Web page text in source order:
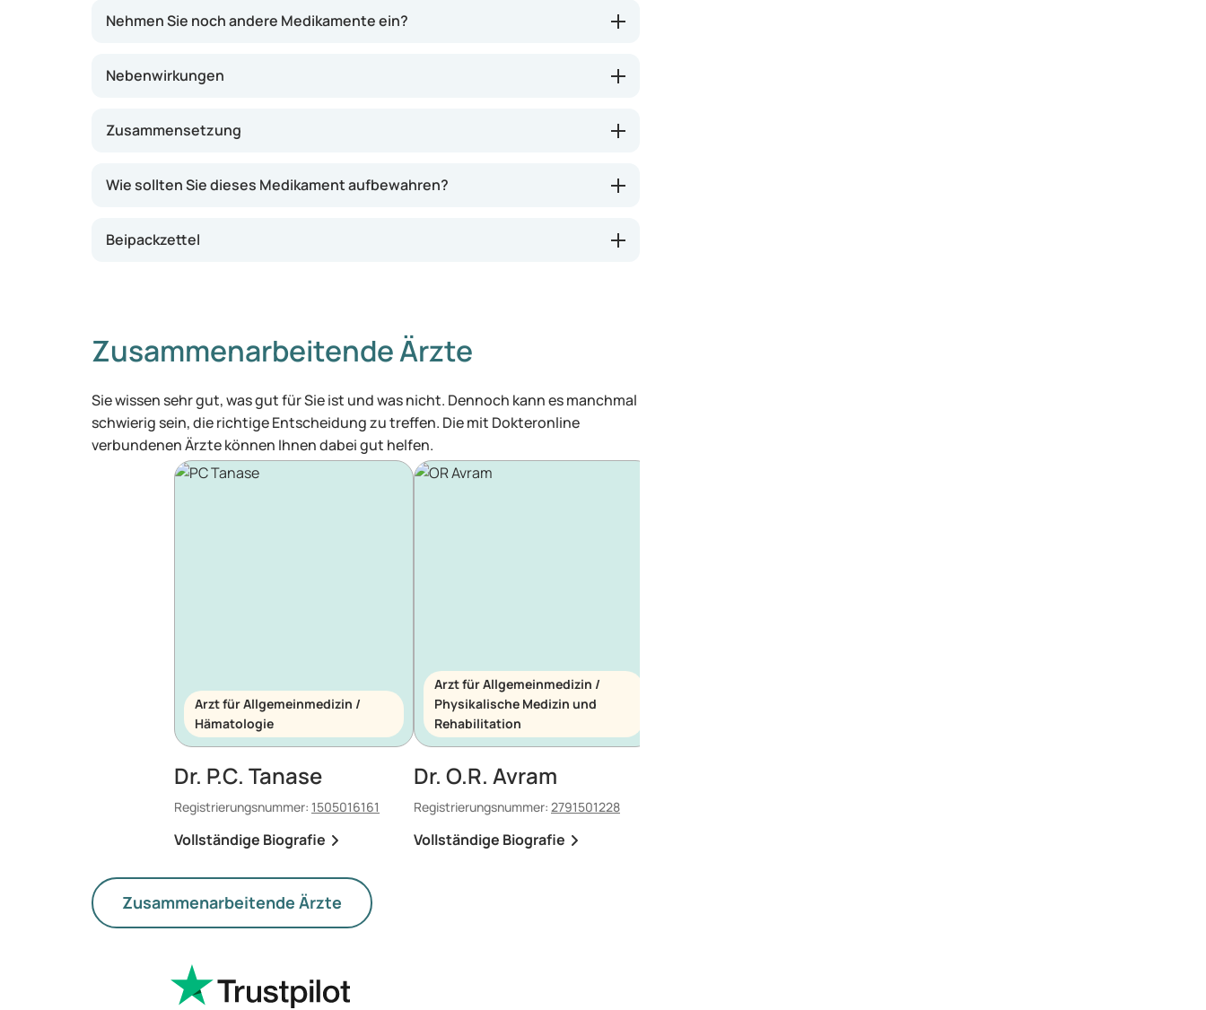
Nehmen Sie noch andere Medikamente ein?
Nebenwirkungen
Zusammensetzung
Wie sollten Sie dieses Medikament aufbewahren?
Beipackzettel
Zusammenarbeitende Ärzte
Sie wissen sehr gut, was gut für Sie ist und was nicht. Dennoch kann es manchmal
schwierig sein, die richtige Entscheidung zu treffen. Die mit Dokteronline
verbundenen Ärzte können Ihnen dabei gut helfen.
Arzt für Allgemeinmedizin /
Hämatologie
Dr. P.C. Tanase
Registrierungsnummer: 1505016161
Vollständige Biografie
Arzt für Allgemeinmedizin /
Physikalische Medizin und
Rehabilitation
Dr. O.R. Avram
Registrierungsnummer: 2791501228
Vollständige Biografie
Zusammenarbeitende Ärzte